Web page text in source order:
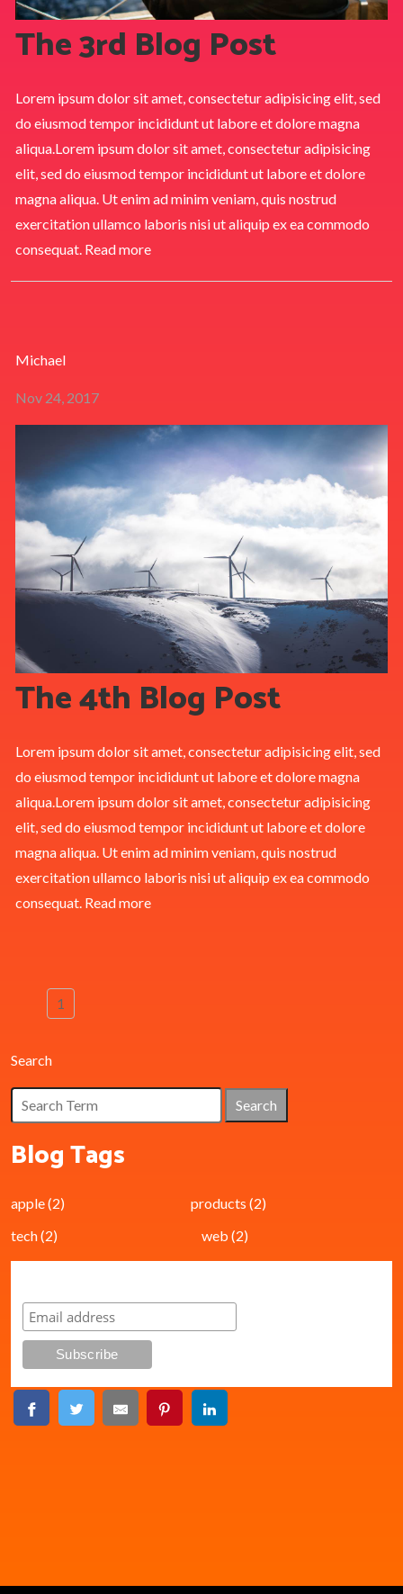
The 3rd Blog Post
Lorem ipsum dolor sit amet, consectetur adipisicing elit, sed
do eiusmod tempor incididunt ut labore et dolore magna
aliqua.Lorem ipsum dolor sit amet, consectetur adipisicing
elit, sed do eiusmod tempor incididunt ut labore et dolore
magna aliqua. Ut enim ad minim veniam, quis nostrud
exercitation ullamco laboris nisi ut aliquip ex ea commodo
consequat. Read more
Michael
Nov 24, 2017
The 4th Blog Post
Lorem ipsum dolor sit amet, consectetur adipisicing elit, sed
do eiusmod tempor incididunt ut labore et dolore magna
aliqua.Lorem ipsum dolor sit amet, consectetur adipisicing
elit, sed do eiusmod tempor incididunt ut labore et dolore
magna aliqua. Ut enim ad minim veniam, quis nostrud
exercitation ullamco laboris nisi ut aliquip ex ea commodo
consequat. Read more
1
Search
Search
Blog Tags
apple(2) products (2)
tech(2) web (2)